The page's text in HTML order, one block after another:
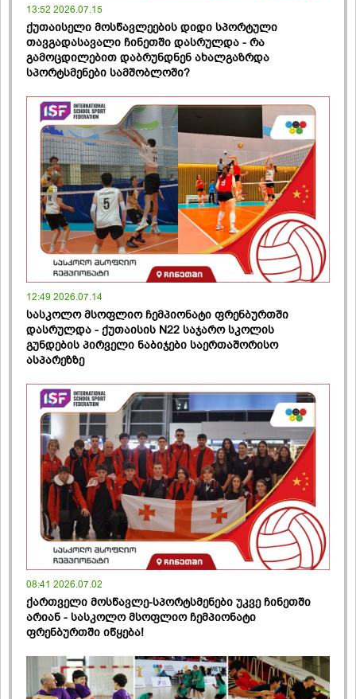
13:52 2026.07.15
ქუთაისელი მოსწავლეების დიდი სპორტული
თავგადასავალი ჩინეთში დასრულდა - რა
გამოცდილებით დაბრუნდნენ ახალგაზრდა
სპორტსმენები სამშობლოში?
12:49 2026.07.14
სასკოლო მსოფლიო ჩემპიონატი ფრენბურთში
დასრულდა - ქუთაისის N22 საჯარო სკოლის
გუნდების პირველი ნაბიჯები საერთაშორისო
ასპარეზზე
08:41 2026.07.02
ქართველი მოსწავლე-სპორტსმენები უკვე ჩინეთში
არიან - სასკოლო მსოფლიო ჩემპიონატი
ფრენბურთში იწყება!